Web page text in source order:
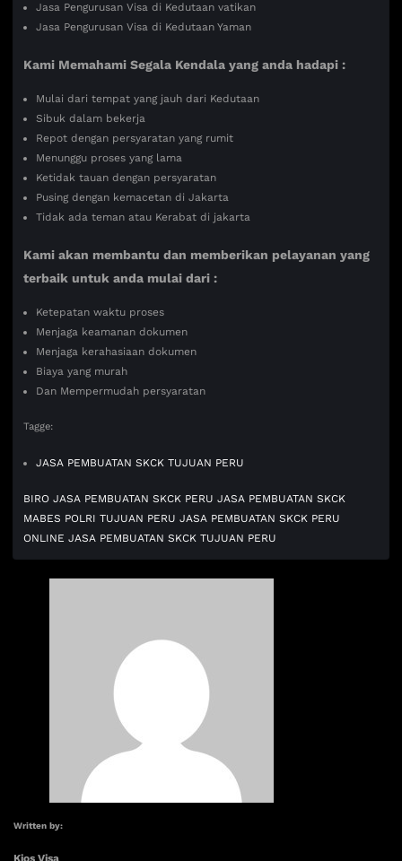
Jasa Pengurusan Visa di Kedutaan vatikan
Jasa Pengurusan Visa di Kedutaan Yaman
Kami Memahami Segala Kendala yang anda hadapi :
Mulai dari tempat yang jauh dari Kedutaan
Sibuk dalam bekerja
Repot dengan persyaratan yang rumit
Menunggu proses yang lama
Ketidak tauan dengan persyaratan
Pusing dengan kemacetan di Jakarta
Tidak ada teman atau Kerabat di jakarta
Kami akan membantu dan memberikan pelayanan yang
terbaik untuk anda mulai dari :
Ketepatan waktu proses
Menjaga keamanan dokumen
Menjaga kerahasiaan dokumen
Biaya yang murah
Dan Mempermudah persyaratan
Tagge:
JASA PEMBUATAN SKCK TUJUAN PERU
BIRO JASA PEMBUATAN SKCK PERU JASA PEMBUATAN SKCK
MABES POLRI TUJUAN PERU JASA PEMBUATAN SKCK PERU
ONLINE JASA PEMBUATAN SKCK TUJUAN PERU
Written by: